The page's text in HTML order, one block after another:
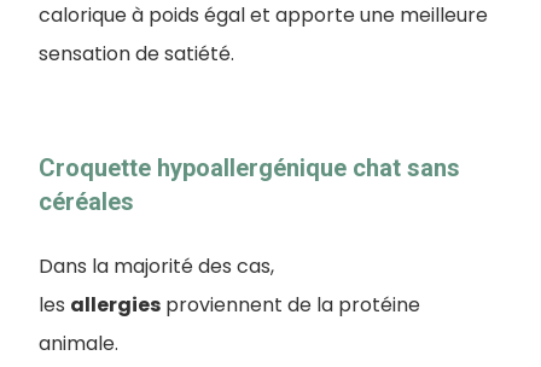
calorique à poids égal et apporte une meilleure
sensation de satiété.
Croquette hypoallergénique chat sans
céréales
Dans la majorité des cas,
les allergies proviennent de la protéine
animale.